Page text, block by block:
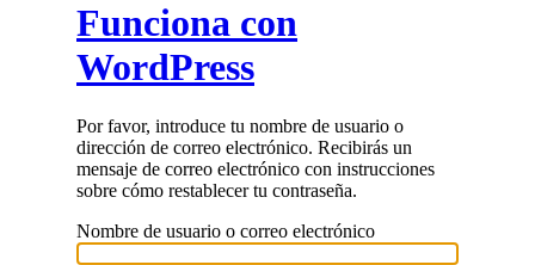
Funciona con
WordPress
Por favor, introduce tu nombre de usuario o
dirección de correo electrónico. Recibirás un
mensaje de correo electrónico con instrucciones
sobre cómo restablecer tu contraseña.
Nombre de usuario o correo electrónico